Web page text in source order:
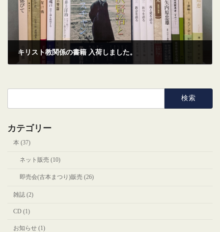
キリスト教関係の書籍 入荷しました。
検
カテゴリー
本 (37)
ネット販売 (10)
即売会(古本まつり)販売 (26)
雑誌 (2)
CD (1)
お知らせ (1)